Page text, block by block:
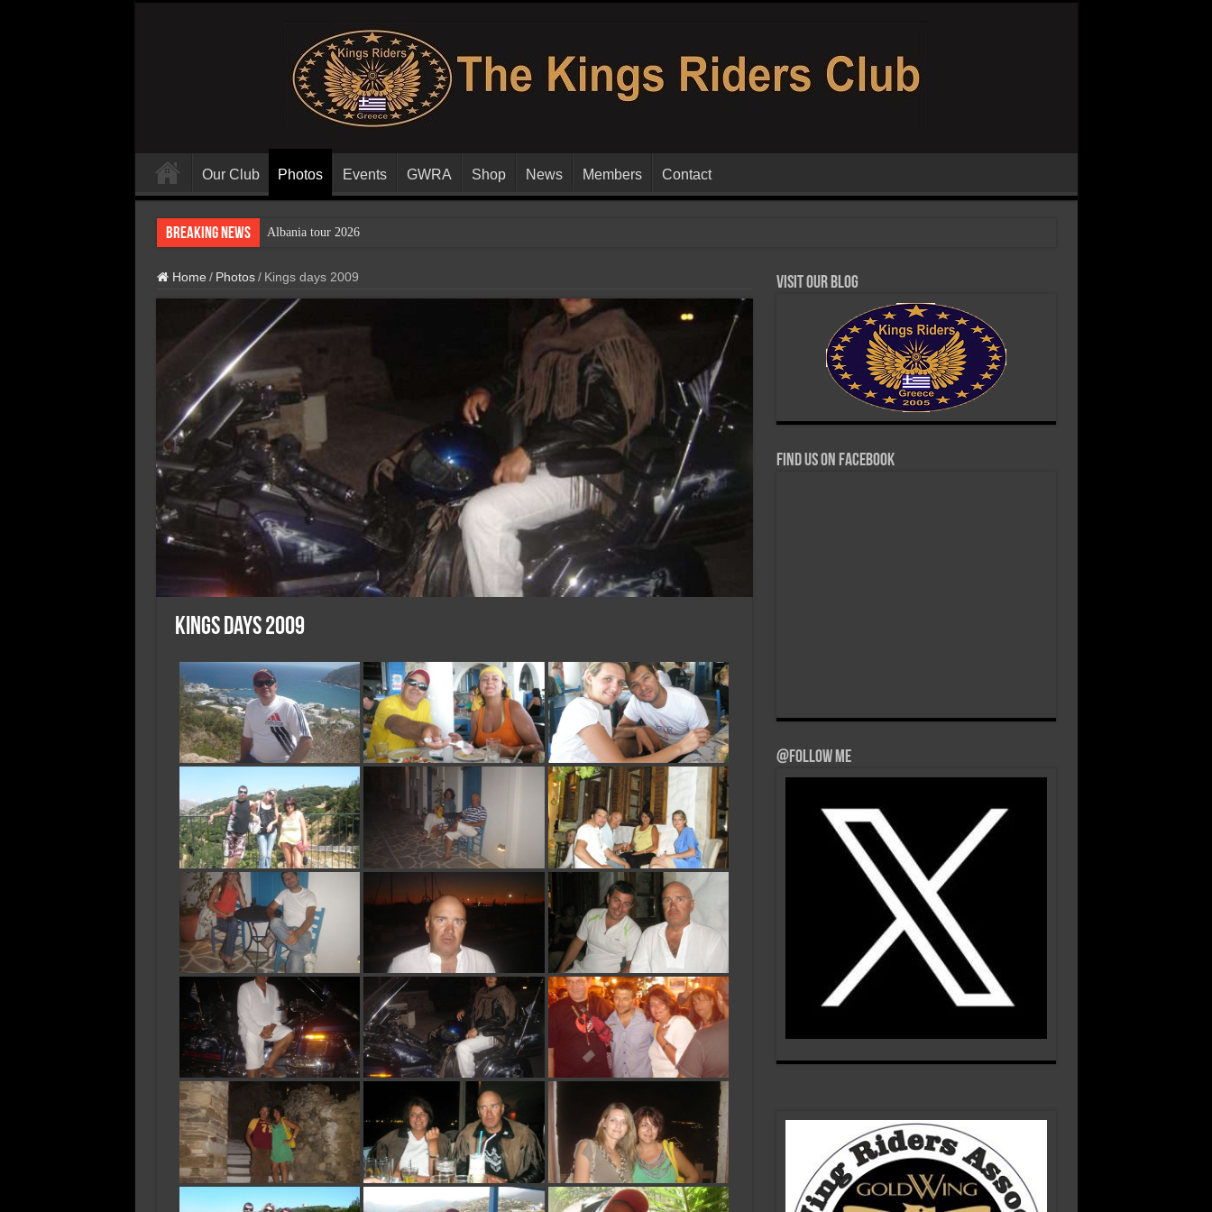
Our Club Photos Events GWRA Shop News Members Contact
Breaking News Albania tour 2026
Home / Photos / Kings days 2009
Kings days 2009
Visit our Blog
Find us on Facebook
@Follow Me